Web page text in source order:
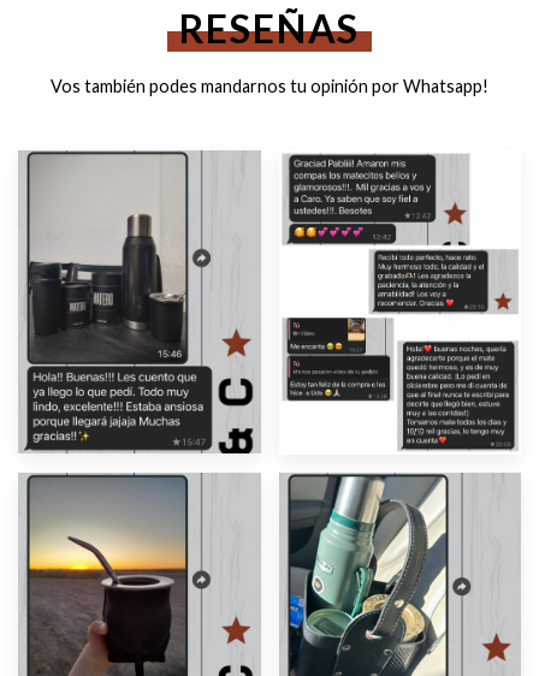
RESEÑAS
Vos también podes mandarnos tu opinión por Whatsapp!